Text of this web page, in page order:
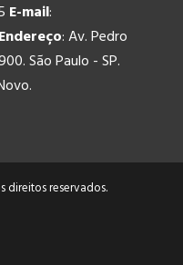
E-mail:
Endereço: Av. Pedro
São Paulo - SP.
direitos reservados.